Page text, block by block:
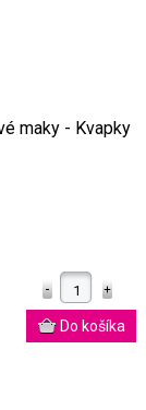
maky - Kvapky